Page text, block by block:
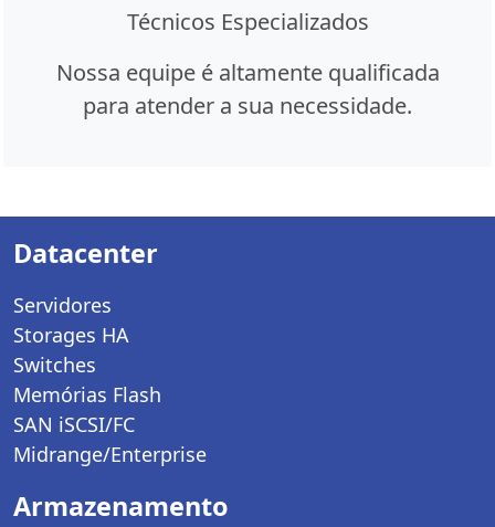
Técnicos Especializados
Nossa equipe é altamente qualificada
para atender a sua necessidade.
Datacenter
Servidores
Storages HA
Switches
Memórias Flash
SAN iSCSI/FC
Midrange/Enterprise
Armazenamento